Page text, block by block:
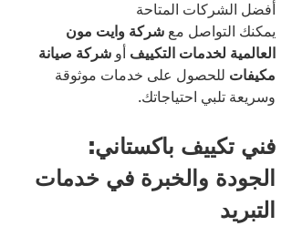
أفضل الشركات المتاحة
يمكنك التواصل مع شركة وايت مون
العالمية لخدمات التكييف أو شركة صيانة
مكيفات للحصول على خدمات موثوقة
وسريعة تلبي احتياجاتك.
فني تكييف باكستاني:
الجودة والخبرة في خدمات
التبريد